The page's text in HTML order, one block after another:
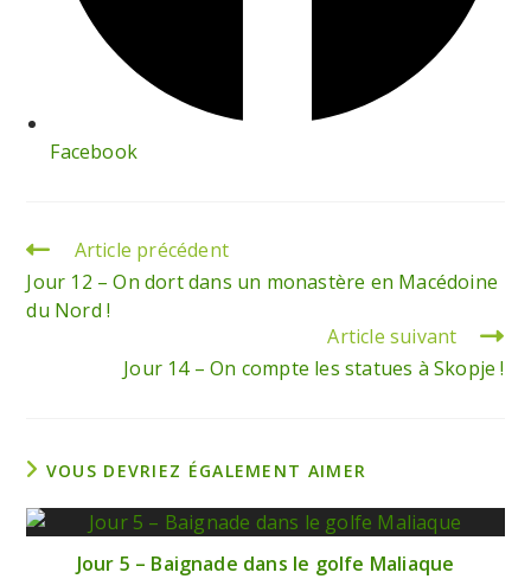
Facebook
Article précédent
Jour 12 – On dort dans un monastère en Macédoine
du Nord !
Article suivant
Jour 14 – On compte les statues à Skopje !
VOUS DEVRIEZ ÉGALEMENT AIMER
Jour 5 – Baignade dans le golfe Maliaque